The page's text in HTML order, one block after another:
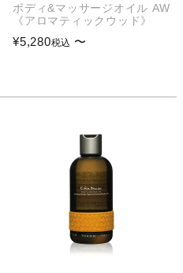
ボディ&マッサージオイル AW
《アロマティックウッド》
¥5,280税込 〜